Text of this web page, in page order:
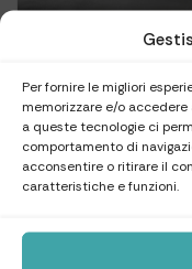
Per fornire le migliori
memorizzare e/o
a queste tecnologie ci
comportamento di
acconsentire o ritirare il
caratteristiche e funzioni.